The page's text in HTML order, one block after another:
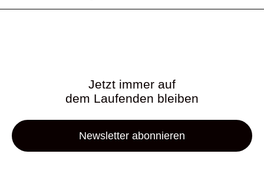
Jetzt immer auf
dem Laufenden bleiben
Newsletter abonnieren